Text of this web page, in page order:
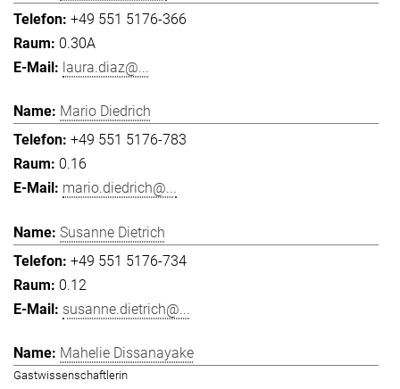
+49 551 5176-366
0.30A
laura.diaz@...
Mario Diedrich
+49 551 5176-783
0.16
mario.diedrich@...
Susanne Dietrich
+49 551 5176-734
0.12
susanne.dietrich@...
Mahelie Dissanayake
Gastwissenschaftlerin